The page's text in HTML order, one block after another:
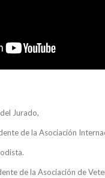
Jurado,
de la Asociación
de la Asociación de